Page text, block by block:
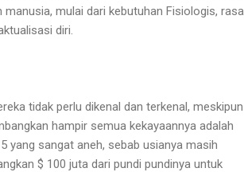
mulai dari kebutuhan Fisiologis, rasa
diri.
tidak perlu dikenal dan terkenal, meskipun
hampir semua kekayaannya adalah
yang sangat aneh, sebab usianya masih
$ 100 juta dari pundi pundinya untuk